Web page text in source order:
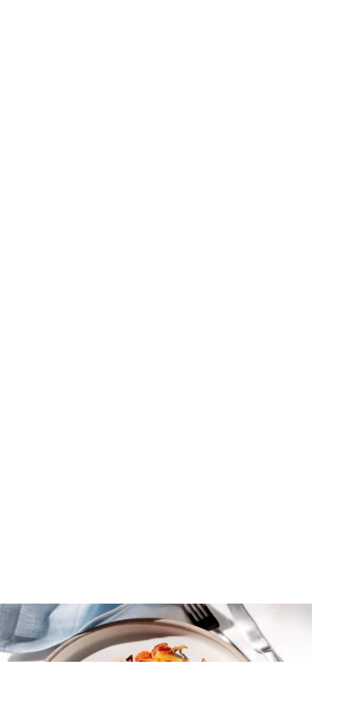
Χοιρινά μπριζολάκια λαιμού στο
φούρνο
ΚΡΕΑΣ